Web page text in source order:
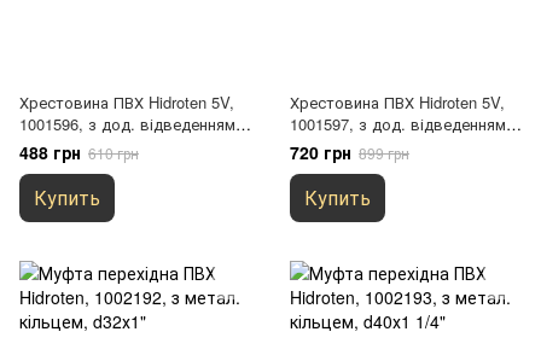
Хрестовина ПВХ Hidroten 5V,
1001596, з дод. відведенням,
d63 мм
488 грн 610 грн
Купить
Хрестовина ПВХ Hidroten 5V,
1001597, з дод. відведенням,
d75 мм
720 грн 899 грн
Купить